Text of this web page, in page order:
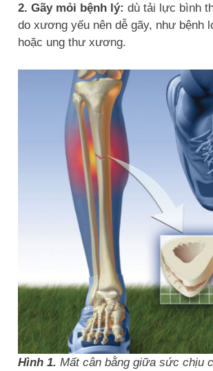
2. Gãy mỏi bệnh lý: dù tải lực bình
do xương yếu nên dễ gãy, như bệnh
hoặc ung thư xương.
Hình 1. Mất cân bằng giữa sức chịu